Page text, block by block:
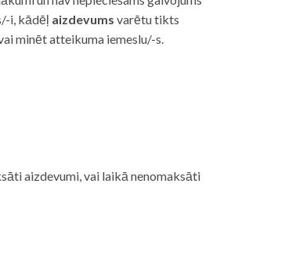
i, kādēļ aizdevums varētu tikts
minēt atteikuma iemeslu/-s.
aizdevumi, vai laikā nenomaksāti